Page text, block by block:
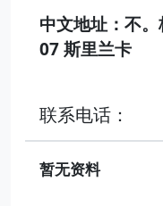
中文地址：不
07 斯里兰卡
联系电话：
暂无资料